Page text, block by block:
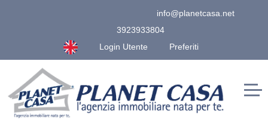
info@planetcasa.net
3923933804
Login Utente
Preferiti